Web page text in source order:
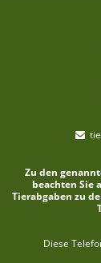
Zu den
beachten Sie
Tierabgaben zu
Diese